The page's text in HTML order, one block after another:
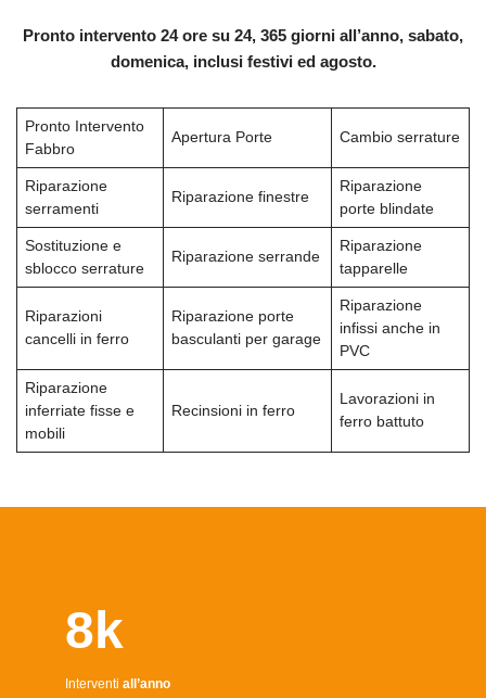
Pronto intervento 24 ore su 24, 365 giorni all’anno, sabato,
domenica, inclusi festivi ed agosto.
Pronto Intervento
Fabbro
Apertura Porte Cambio serrature
Riparazione
serramenti
Riparazione finestre
Riparazione
porte blindate
Sostituzione e
sblocco serrature
Riparazione serrande
Riparazione
tapparelle
Riparazioni
cancelli in ferro
Riparazione porte
basculanti per garage
Riparazione
infissi anche in
PVC
Riparazione
inferriate fisse e
mobili
Recinsioni in ferro
Lavorazioni in
ferro battuto
8k
Interventi all’anno